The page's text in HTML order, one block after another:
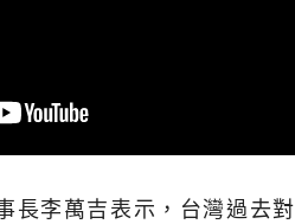
長李萬吉表示，台灣過去